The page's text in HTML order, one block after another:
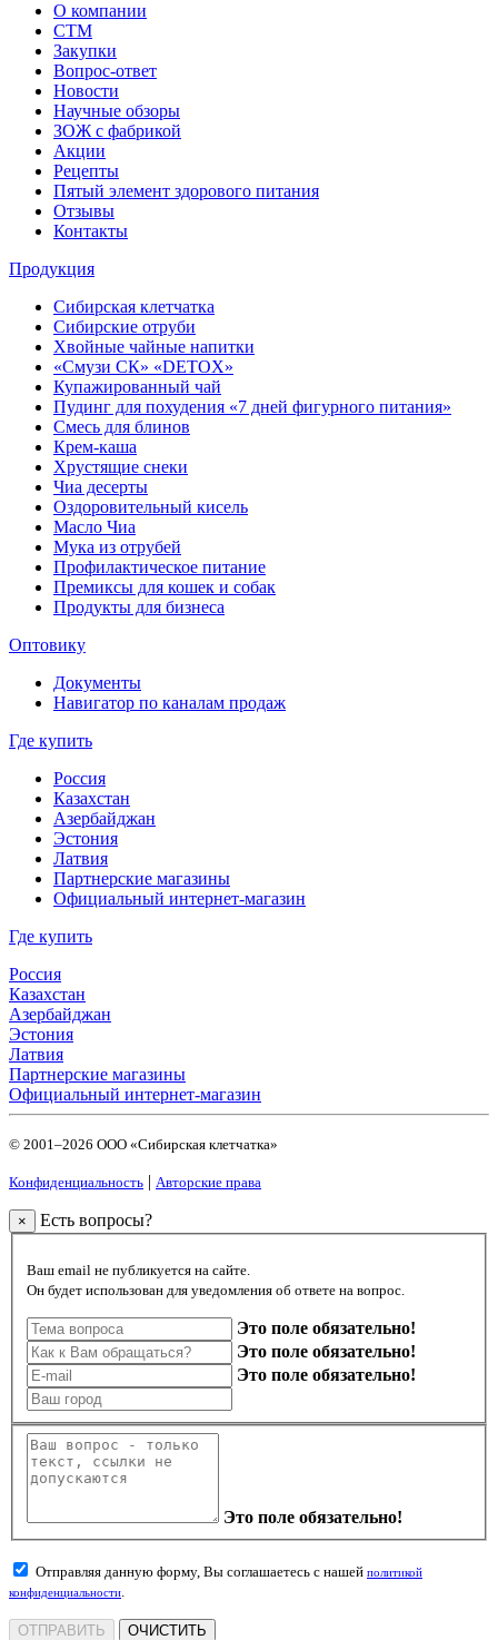
О компании
СТМ
Закупки
Вопрос-ответ
Новости
Научные обзоры
ЗОЖ с фабрикой
Акции
Рецепты
Пятый элемент здорового питания
Отзывы
Контакты
Продукция
Сибирская клетчатка
Сибирские отруби
Хвойные чайные напитки
«Смузи СК» «DETOX»
Купажированный чай
Пудинг для похудения «7 дней фигурного питания»
Смесь для блинов
Крем-каша
Хрустящие снеки
Чиа десерты
Оздоровительный кисель
Масло Чиа
Мука из отрубей
Профилактическое питание
Премиксы для кошек и собак
Продукты для бизнеса
Оптовику
Документы
Навигатор по каналам продаж
Где купить
Россия
Казахстан
Азербайджан
Эстония
Латвия
Партнерские магазины
Официальный интернет-магазин
Где купить
Россия
Казахстан
Азербайджан
Эстония
Латвия
Партнерские магазины
Официальный интернет-магазин
© 2001–2026 ООО «Сибирская клетчатка»
Конфиденциальность | Авторские права
× Есть вопросы?
Ваш email не публикуется на сайте.
Он будет использован для уведомления об ответе на вопрос.
Это поле обязательно!
Это поле обязательно!
Это поле обязательно!
Это поле обязательно!
Отправляя данную форму, Вы соглашаетесь с нашей политикой
конфиденциальности